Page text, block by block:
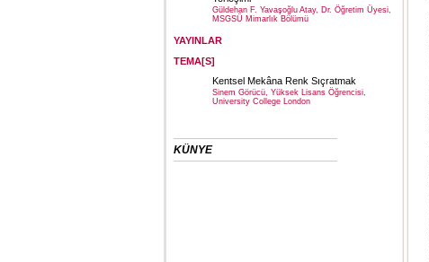
Güldehan F. Yavaşoğlu Atay, Dr. Öğretim Üyesi,
MSGSÜ Mimarlık Bölümü
YAYINLAR
TEMA[S]
Kentsel Mekâna Renk Sıçratmak
Sinem Görücü, Yüksek Lisans Öğrencisi,
University College London
KÜNYE